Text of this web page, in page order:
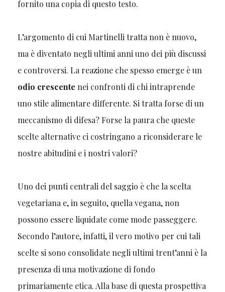
fornito una copia di questo testo.
L’argomento di cui Martinelli tratta non è nuovo,
ma è diventato negli ultimi anni uno dei più discussi
e controversi. La reazione che spesso emerge è un
odio crescente nei confronti di chi intraprende
uno stile alimentare differente. Si tratta forse di un
meccanismo di difesa? Forse la paura che queste
scelte alternative ci costringano a riconsiderare le
nostre abitudini e i nostri valori?
Uno dei punti centrali del saggio è che la scelta
vegetariana e, in seguito, quella vegana, non
possono essere liquidate come mode passeggere.
Secondo l’autore, infatti, il vero motivo per cui tali
scelte si sono consolidate negli ultimi trent’anni è la
presenza di una motivazione di fondo
primariamente etica. Alla base di questa prospettiva